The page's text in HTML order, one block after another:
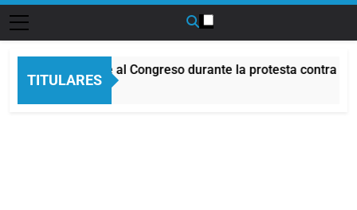
TITULARES
frente al Congreso durante la protesta contra la Ley
Atrás